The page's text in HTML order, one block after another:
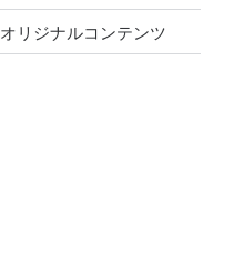
オリジナルコンテンツ